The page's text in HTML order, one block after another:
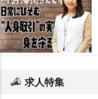
求人特集